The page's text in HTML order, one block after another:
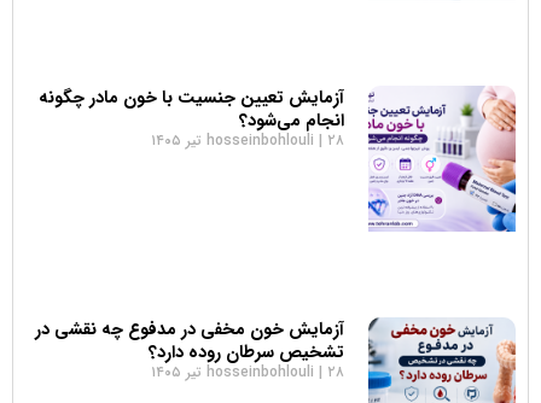
آزمایش تعیین جنسیت با خون مادر چگونه
انجام می‌شود؟
hosseinbohlouli ۲۸ تیر ۱۴۰۵
آزمایش خون مخفی در مدفوع چه نقشی در
تشخیص سرطان روده دارد؟
hosseinbohlouli ۲۸ تیر ۱۴۰۵